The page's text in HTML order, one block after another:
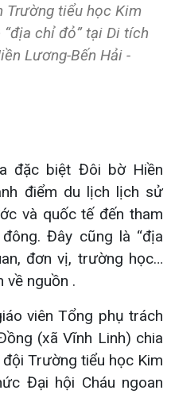
Trường tiểu học Kim
chỉ đỏ” tại Di tích
Lương-Bến Hải -
đặc biệt Đôi bờ Hiền
điểm du lịch lịch sử
và quốc tế đến tham
Đây cũng là “địa
đơn vị, trường học…
về nguồn .
viên Tổng phụ trách
(xã Vĩnh Linh) chia
Trường tiểu học Kim
Đại hội Cháu ngoan